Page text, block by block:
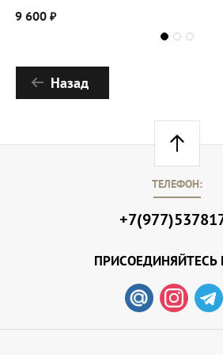
9 600 ₽
Назад
ТЕЛЕФОН:
ПРИСОЕДИНЯЙТЕСЬ